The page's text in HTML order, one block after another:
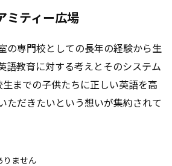
ミティー広場
の専門校としての長年の経験から生
語教育に対する考えとそのシステム
までの子供たちに正しい英語を高
ただきたいという想いが集約されて
りません